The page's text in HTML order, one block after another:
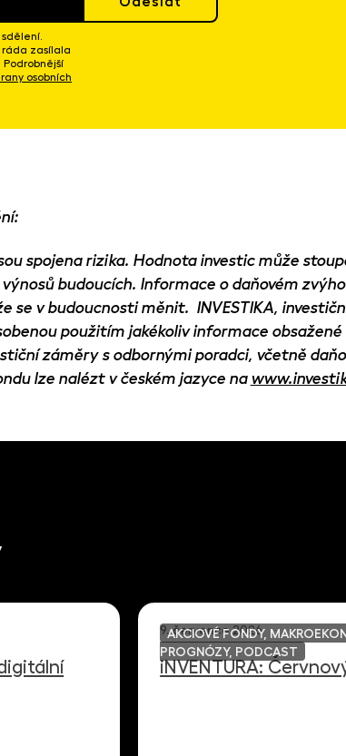
ráda zasílala
osobních
spojena rizika. Hodnota investic může
budoucích. Informace o daňovém
se v budoucnosti měnit. INVESTIKA,
použitím jakékoliv informace
záměry s odbornými poradci, včetně
lze nalézt v českém jazyce na
9. července 2026
iNVENTURA:
AKCIOVÉ FONDY,
PROGNÓZY, PODCAST